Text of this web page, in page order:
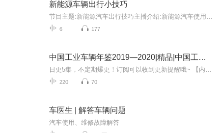
新能源车辆出行小技巧
6 177
中国工业车辆年鉴2019—2020|精品|中国工程机械工业协会工业车辆分会，中国工业车辆年鉴编辑委员会 编|当代文学
220 70
车医生 | 解答车辆问题
汽车使用、维修故障解答